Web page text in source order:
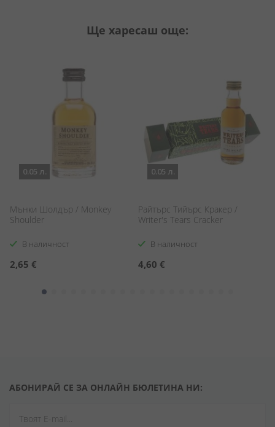
Ще харесаш още:
0.05 л.
Мънки Шолдър / Monkey
Shoulder
В наличност
2,65 €
0.05 л.
Райтърс Тийърс Кракер /
Writer's Tears Cracker
В наличност
4,60 €
АБОНИРАЙ СЕ ЗА ОНЛАЙН БЮЛЕТИНА НИ: